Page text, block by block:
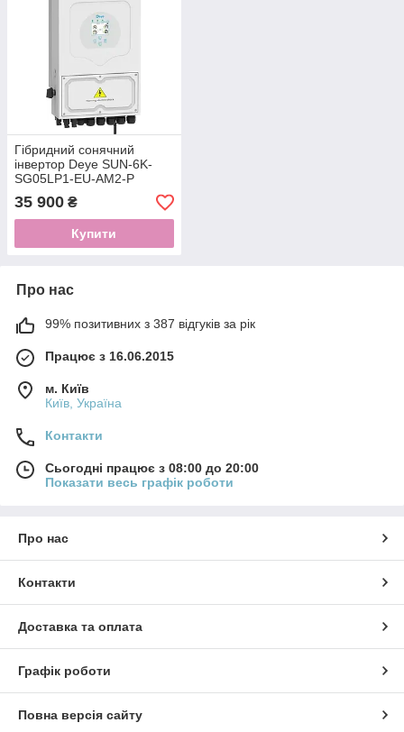
Гібридний сонячний
інвертор Deye SUN-6K-
SG05LP1-EU-AM2-P
35 900 ₴
Купити
Про нас
99% позитивних з 387 відгуків за рік
Працює з 16.06.2015
м. Київ
Київ, Україна
Контакти
Сьогодні працює з 08:00 до 20:00
Показати весь графік роботи
Про нас
Контакти
Доставка та оплата
Графік роботи
Повна версія сайту